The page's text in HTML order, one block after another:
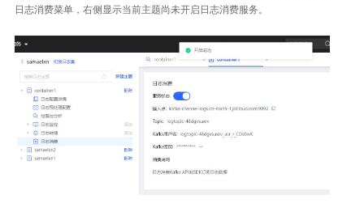
日志消费菜单，右侧显示当前主题尚未开启日志消费服务。